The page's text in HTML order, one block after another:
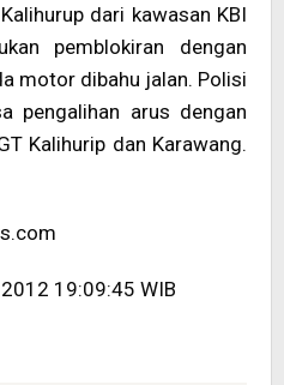
dari kawasan KBI
pemblokiran dengan
motor dibahu jalan. Polisi
pengalihan arus dengan
Kalihurip dan Karawang.
19:09:45 WIB